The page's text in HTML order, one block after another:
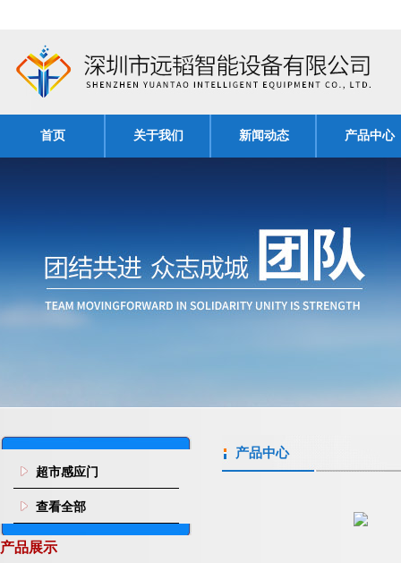
首页 关于我们 新闻动态 产品中心
超市感应门
查看全部
产品展示
产品中心